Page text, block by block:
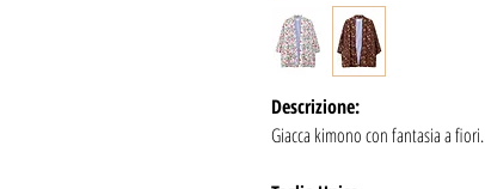
Descrizione:
Giacca kimono con fantasia a fiori.